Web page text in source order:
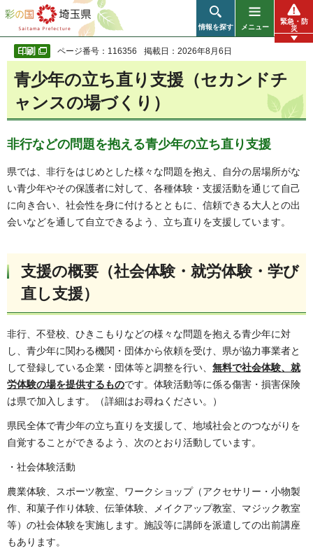
彩の国 埼玉県
情報を探す メニュー
緊急・防
災
ページ番号：116356 掲載日：2026年8月6日
青少年の立ち直り支援（セカンドチ
ャンスの場づくり）
非行などの問題を抱える青少年の立ち直り支援
県では、非行をはじめとした様々な問題を抱え、自分の居場所がな
い青少年やその保護者に対して、各種体験・支援活動を通じて自己
に向き合い、社会性を身に付けるとともに、信頼できる大人との出
会いなどを通して自立できるよう、立ち直りを支援しています。
支援の概要（社会体験・就労体験・学び
直し支援）
非行、不登校、ひきこもりなどの様々な問題を抱える青少年に対
し、青少年に関わる機関・団体から依頼を受け、県が協力事業者と
して登録している企業・団体等と調整を行い、 無料で社会体験、就
労体験の場を提供するものです。体験活動等に係る傷害・損害保険
は県で加入します。（詳細はお尋ねください。）
県民全体で青少年の立ち直りを支援して、地域社会とのつながりを
自覚することができるよう、次のとおり活動しています。
・社会体験活動
農業体験、スポーツ教室、ワークショップ（アクセサリー・小物製
作、和菓子作り体験、伝筆体験、メイクアップ教室、マジック教室
等）の社会体験を実施します。施設等に講師を派遣しての出前講座
もあります。